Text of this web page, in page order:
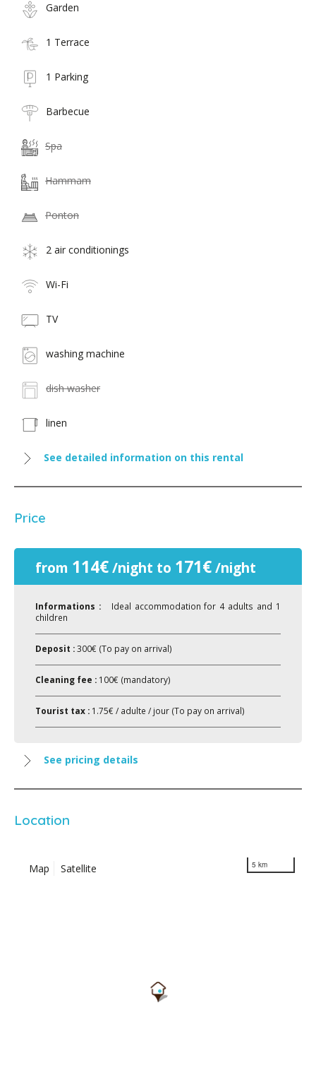
Garden
1 Terrace
1 Parking
Barbecue
Spa
Hammam
Ponton
2 air conditionings
Wi-Fi
TV
washing machine
dish washer
linen
See detailed information on this rental
Price
from 114€/night to 171€/night
Informations :
Ideal accommodation for 4 adults and 1
children
Deposit :300€ (To pay on arrival)
Cleaning fee : 100€ (mandatory)
Tourist tax : 1.75€ / adulte / jour (To pay on arrival)
See pricing details
Location
Map Satellite 5 km